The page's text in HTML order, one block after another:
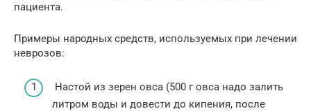
пациента.
Примеры народных средств, используемых при лечении
неврозов:
Настой из зерен овса (500 г овса надо залить
литром воды и довести до кипения, после